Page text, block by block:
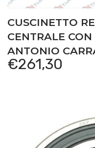
CUSCINETTO
CENTRALE
ANTONIO
€261,30